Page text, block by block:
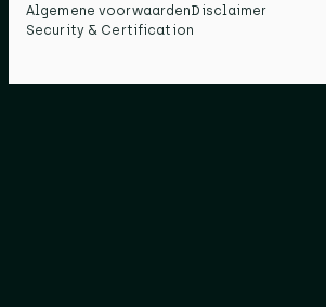
Algemene voorwaardenDisclaimer
Security & Certification